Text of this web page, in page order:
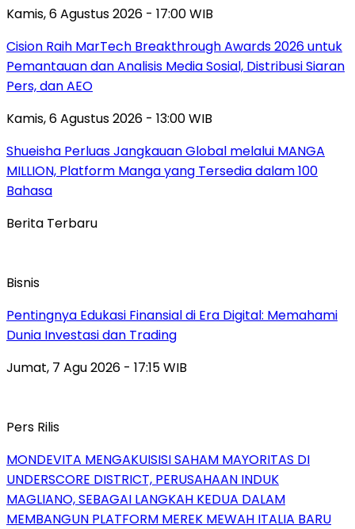
Kamis, 6 Agustus 2026 - 17:00 WIB
Cision Raih MarTech Breakthrough Awards 2026 untuk
Pemantauan dan Analisis Media Sosial, Distribusi Siaran
Pers, dan AEO
Kamis, 6 Agustus 2026 - 13:00 WIB
Shueisha Perluas Jangkauan Global melalui MANGA
MILLION, Platform Manga yang Tersedia dalam 100
Bahasa
Berita Terbaru
Bisnis
Pentingnya Edukasi Finansial di Era Digital: Memahami
Dunia Investasi dan Trading
Jumat, 7 Agu 2026 - 17:15 WIB
Pers Rilis
MONDEVITA MENGAKUISISI SAHAM MAYORITAS DI
UNDERSCORE DISTRICT, PERUSAHAAN INDUK
MAGLIANO, SEBAGAI LANGKAH KEDUA DALAM
MEMBANGUN PLATFORM MEREK MEWAH ITALIA BARU